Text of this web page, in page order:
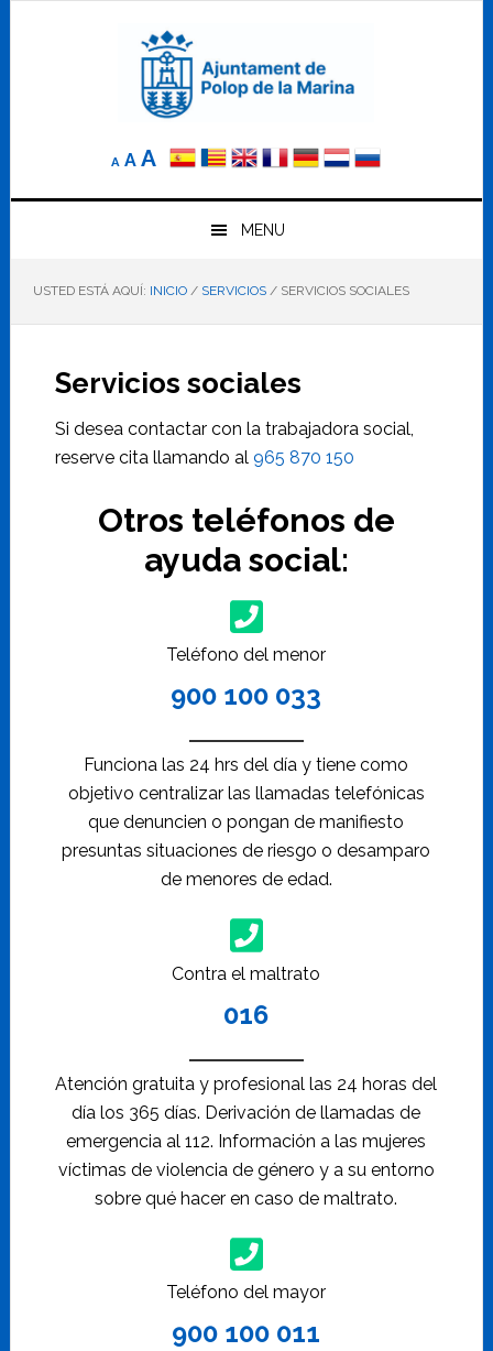
A
Reducir
elA Tamaño
AAumentar
el
tamaño
letra
MENU
USTED ESTÁ AQUÍ: INICIO / SERVICIOS /SERVICIOS SOCIALES
Servicios sociales
Si desea contactar con la trabajadora social,
reserve cita llamando al 965 870 150
Otros teléfonos de
ayuda social:
Teléfono del menor
900 100 033
Funciona las 24 hrs del día y tiene como
objetivo centralizar las llamadas telefónicas
que denuncien o pongan de manifiesto
presuntas situaciones de riesgo o desamparo
de menores de edad.
Contra el maltrato
016
Atención gratuita y profesional las 24 horas del
día los 365 días. Derivación de llamadas de
emergencia al 112. Información a las mujeres
víctimas de violencia de género y a su entorno
sobre qué hacer en caso de maltrato.
Teléfono del mayor
900 100 011